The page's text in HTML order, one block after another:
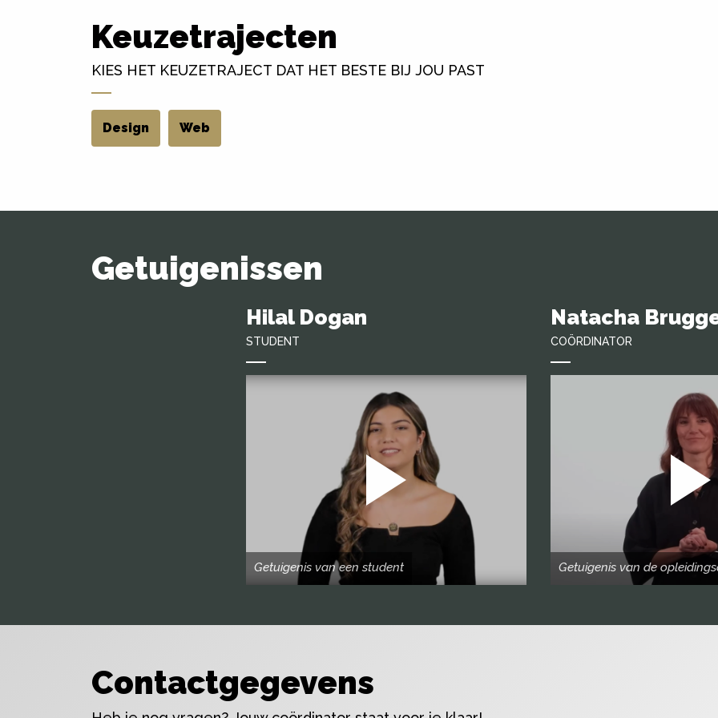
Keuzetrajecten
KIES HET KEUZETRAJECT DAT HET BESTE BIJ JOU PAST
Design Web
Getuigenissen
Hilal Dogan
STUDENT
Getuigenis van een student
Natacha
COÖRDINATOR
Getuigenis van de
Contactgegevens